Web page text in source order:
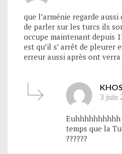
que l’arménie regarde
de parler sur les turcs ils
occupe maintenant depuis
est qu’il s’ arrêt de pleurer
erreur aussi après ont
3 juin
Euhhhhhhhhhh
temps que la
??????